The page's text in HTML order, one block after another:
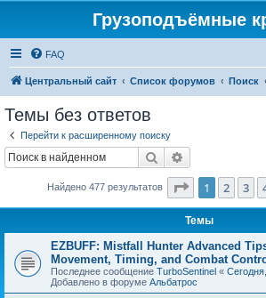
Грузоподъёмные
FAQ
Центральный сайт Список форумов Поиск
Темы без ответов
Перейти к расширенному поиску
Поиск
Найдено 477 результатов Страница
1 2 3
Темы
EZBUFF: Mistfall Hunter Advanced
Movement, Timing, and Combat
Последнее сообщение TurboSentinel «
Добавлено в форуме Альбатрос